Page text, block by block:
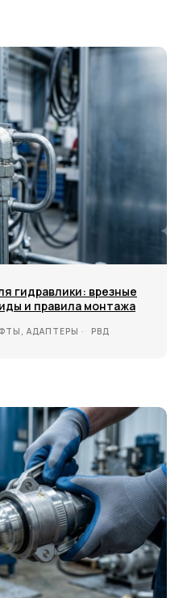
гидравлики: врезные
и правила монтажа
АДАПТЕРЫ РВД